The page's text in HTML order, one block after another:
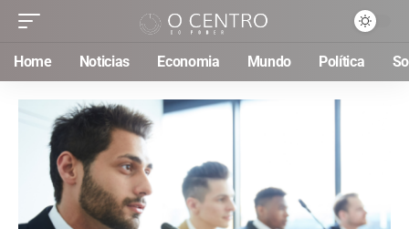
Home Noticias Economia Mundo Política